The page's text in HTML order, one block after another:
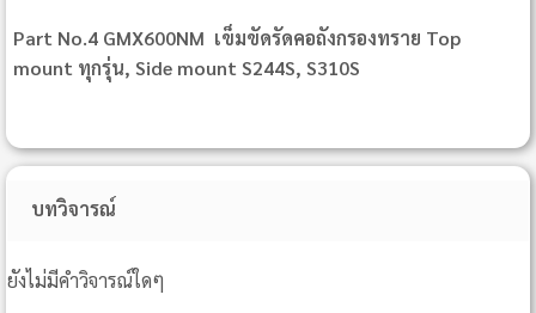
Part No.4 GMX600NM เข็มขัดรัดคอถังกรองทราย Top
mount ทุกรุ่น, Side mount S244S, S310S
บทวิจารณ์
ยังไม่มีคำวิจารณ์ใดๆ